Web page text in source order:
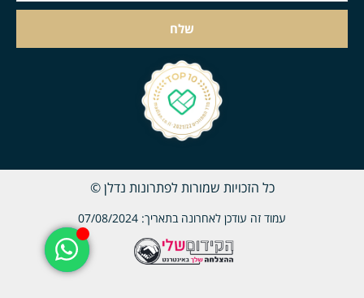
שלח
כל הזכויות שמורות לפתרונות נדלן ©
עמוד זה עודכן לאחרונה בתאריך: 07/08/2024